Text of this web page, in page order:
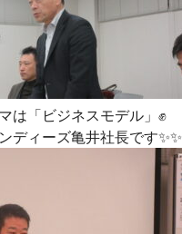
は「ビジネスモデル」✊
ディーズ亀井社長です✨✨